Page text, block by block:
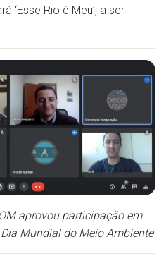
‘Esse Rio é Meu’, a ser
aprovou participação em
Mundial do Meio Ambiente